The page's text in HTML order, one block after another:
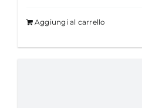
Aggiungi al carrello